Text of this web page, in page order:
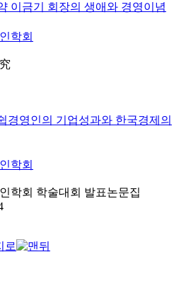
이금기 회장의 생애와 경영이념
학회
경영인의 기업성과와 한국경제의
학회
학회 학술대회 발표논문집